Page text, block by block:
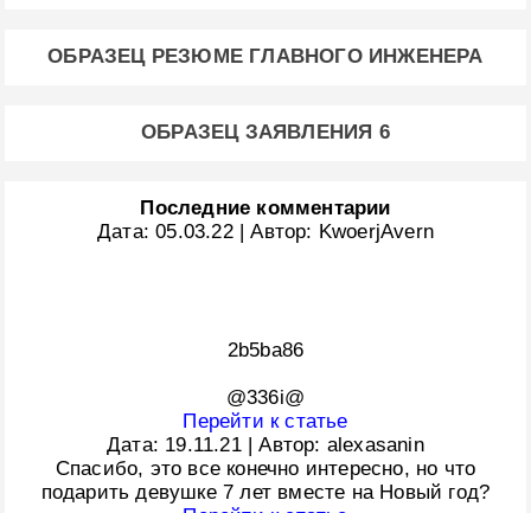
ОБРАЗЕЦ РЕЗЮМЕ ГЛАВНОГО ИНЖЕНЕРА
ОБРАЗЕЦ ЗАЯВЛЕНИЯ 6
Последние комментарии
Дата:05.03.22|Автор: KwoerjAvern
2b5ba86
@336i@
Перейти к статье
Дата: 19.11.21|Автор: alexasanin
Спасибо, это все конечно интересно, но что
подарить девушке 7 лет вместе на Новый год?